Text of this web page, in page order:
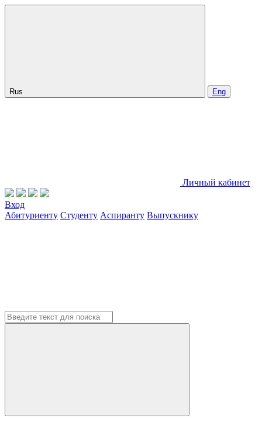
Rus Eng
Личный кабинет
Вход
Абитуриенту Студенту Аспиранту Выпускнику